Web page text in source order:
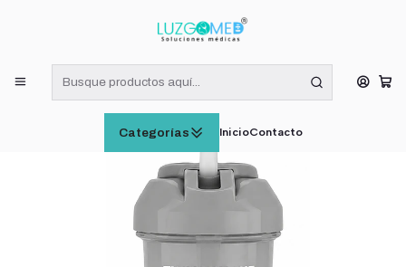
Categorías InicioContacto
¡RECIBE HOY! COMPRAS DE LUNES A VIERNES HASTA LAS 16:00
Inicio
CUIDADO E HIGIENE INFANTIL
Twistshake Vaso con Bombilla Straw Cup 360 ml Gris Pastel